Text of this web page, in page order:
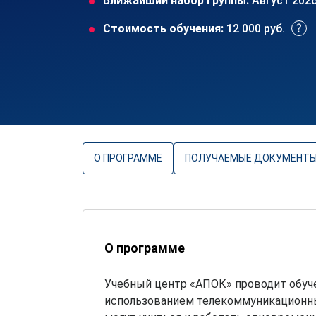
Стоимость обучения: 12 000 руб.
О ПРОГРАММЕ ПОЛУЧАЕМЫЕ
О программе
Учебный центр «АПОК» проводит
использованием